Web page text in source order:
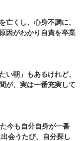
亡くし、心身不調に。
因がわかり自責を卒業
い朝」もあるけれど、
が、実は一番充実して
今も自分自身が一番
会うたび、自分探し